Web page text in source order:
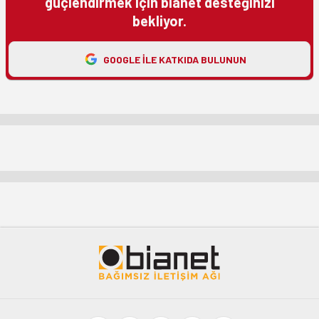
bekliyor.
GOOGLE ILE KATKIDA BULUNUN